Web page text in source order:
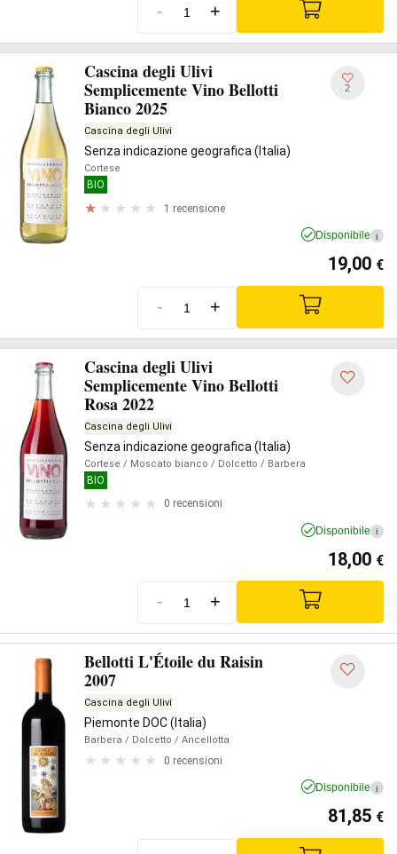
- +
Cascina degli Ulivi
Semplicemente Vino Bellotti
Bianco 2025
Cascina degli Ulivi
Senza indicazione geografica (Italia)
Cortese
BIO
1 recensione
2
Disponibile i
19,00 €
- +
Cascina degli Ulivi
Semplicemente Vino Bellotti
Rosa 2022
Cascina degli Ulivi
Senza indicazione geografica (Italia)
Cortese / Moscato bianco / Dolcetto / Barbera
BIO
0 recensioni
Disponibile i
18,00 €
- +
Bellotti L'Étoile du Raisin
2007
Cascina degli Ulivi
Piemonte DOC (Italia)
Barbera / Dolcetto / Ancellotta
0 recensioni
Disponibile i
81,85 €